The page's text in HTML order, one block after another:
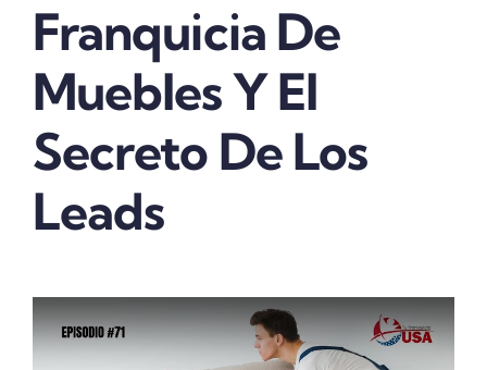
Larger
Image
Franquicia De
Muebles Y El
Secreto De Los
Leads